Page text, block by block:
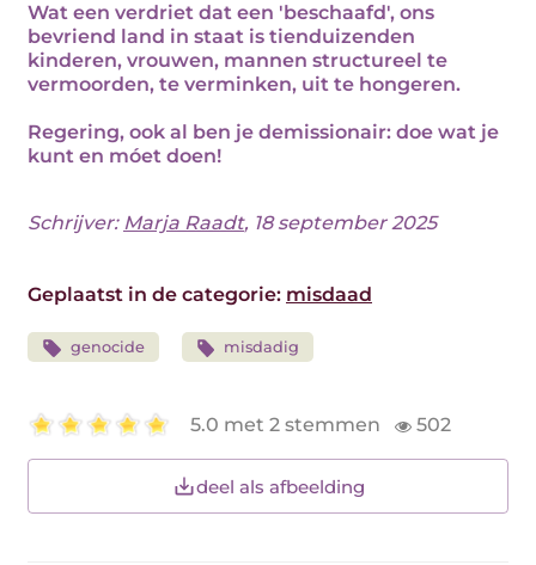
Wat een verdriet dat een 'beschaafd', ons
bevriend land in staat is tienduizenden
kinderen, vrouwen, mannen structureel te
vermoorden, te verminken, uit te hongeren.
Regering, ook al ben je demissionair: doe wat je
kunt en móet doen!
Schrijver: Marja Raadt, 18 september 2025
Geplaatst in de categorie: misdaad
genocide misdadig
5.0 met 2 stemmen 502
deel als afbeelding